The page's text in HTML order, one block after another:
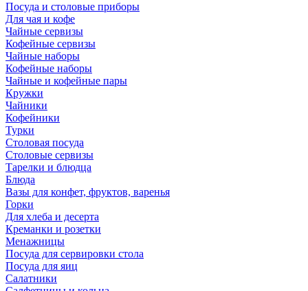
Посуда и столовые приборы
Для чая и кофе
Чайные сервизы
Кофейные сервизы
Чайные наборы
Кофейные наборы
Чайные и кофейные пары
Кружки
Чайники
Кофейники
Турки
Столовая посуда
Столовые сервизы
Тарелки и блюдца
Блюда
Вазы для конфет, фруктов, варенья
Горки
Для хлеба и десерта
Креманки и розетки
Менажницы
Посуда для сервировки стола
Посуда для яиц
Салатники